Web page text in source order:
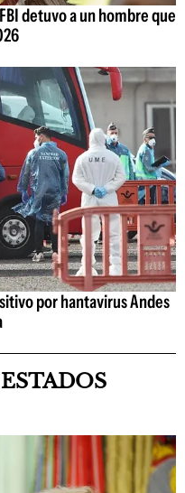
detuvo a un hombre que
por hantavirus Andes